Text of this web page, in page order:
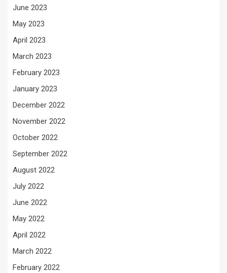
June 2023
May 2023
April 2023
March 2023
February 2023
January 2023
December 2022
November 2022
October 2022
September 2022
August 2022
July 2022
June 2022
May 2022
April 2022
March 2022
February 2022